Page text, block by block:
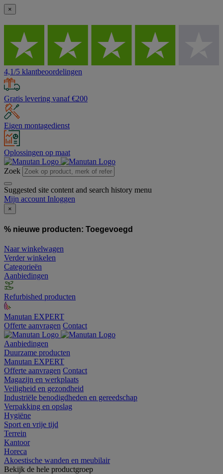
×
4,1/5 klantbeoordelingen
Gratis levering vanaf €200
Eigen montagedienst
Oplossingen op maat
Zoek
Suggested site content and search history menu
Mijn account Inloggen
×
% nieuwe producten: Toegevoegd
Naar winkelwagen
Verder winkelen
Categorieën
Aanbiedingen
Refurbished producten
Manutan EXPERT
Offerte aanvragen Contact
Aanbiedingen
Duurzame producten
Manutan EXPERT
Offerte aanvragen Contact
Magazijn en werkplaats
Veiligheid en gezondheid
Industriële benodigdheden en gereedschap
Verpakking en opslag
Hygiëne
Sport en vrije tijd
Terrein
Kantoor
Horeca
Akoestische wanden en meubilair
Bekijk de hele productgroep